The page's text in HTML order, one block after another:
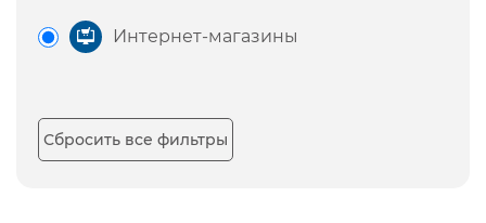
Интернет-магазины
Сбросить все фильтры